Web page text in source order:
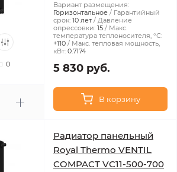
0
Вариант размещения:
Горизонтальное
Гарантийный
срок: 10 лет
Давление
опрессовки: 15
Макс.
температура теплоносителя, °С:
+110
Макс. тепловая мощность,
кВт: 0.7174
5 830 руб.
В корзину
Радиатор панельный
Royal Thermo VENTIL
COMPACT VC11-500-700